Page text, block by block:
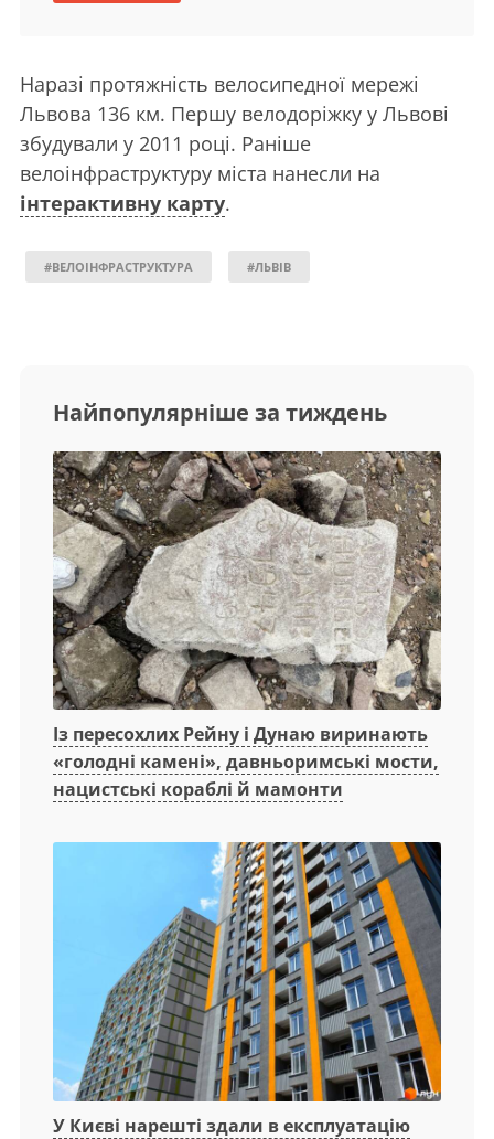
Наразі протяжність велосипедної мережі
Львова 136 км. Першу велодоріжку у Львові
збудували у 2011 році. Раніше
велоінфраструктуру міста нанесли на
інтерактивну карту.
#ВЕЛОІНФРАСТРУКТУРА #ЛЬВІВ
Найпопулярніше за тиждень
Із пересохлих Рейну і Дунаю виринають
«голодні камені», давньоримські мости,
нацистські кораблі й мамонти
У Києві нарешті здали в експлуатацію